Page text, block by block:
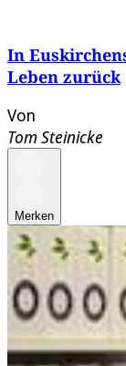
In
Leben zurück
Von
Tom Steinicke
Merken